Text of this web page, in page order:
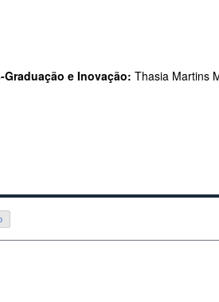
e Inovação: Thasia Martins